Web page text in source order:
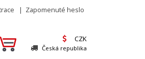
| Zapomenuté heslo
CZK
Česká republika